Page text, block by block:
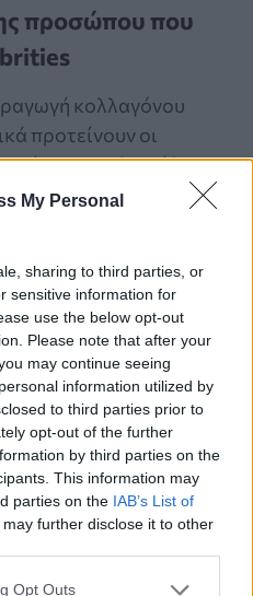
My Personal
sharing to third parties, or
sensitive information for
use the below opt-out
Please note that after your
may continue seeing
information utilized by
to third parties prior to
opt-out of the further
by third parties on the
This information may
parties on the IAB’s List of
may further disclose it to other
Opt Outs
προσώπου που
κολλαγόνου
προτείνουν οι
της επιδερμίδας
παραγωγής